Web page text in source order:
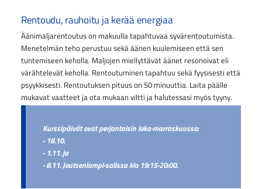
Rentoudu, rauhoitu ja kerää energiaa
Äänimaljarentoutus on makuulla tapahtuvaa syvärentoutumista.
Menetelmän teho perustuu sekä äänen kuulemiseen että sen
tuntemiseen keholla. Maljojen miellyttävät äänet resonoivat eli
värähtelevät keholla. Rentoutuminen tapahtuu sekä fyysisesti että
psyykkisesti. Rentoutuksen pituus on 50 minuuttia. Laita päälle
mukavat vaatteet ja ota mukaan viltti ja halutessasi myös tyyny.
Kurssipäivät ovat perjantaisin loka-marraskuussa:
- 18.10.
- 1.11. ja
- 8.11. Joutsenlampi-salissa klo 19:15-20:00.